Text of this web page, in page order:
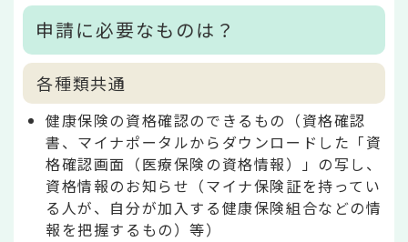
申請に必要なものは？
各種類共通
健康保険の資格確認のできるもの（資格確認
書、マイナポータルからダウンロードした「資
格確認画面（医療保険の資格情報）」の写し、
資格情報のお知らせ（マイナ保険証を持ってい
る人が、自分が加入する健康保険組合などの情
報を把握するもの）等）